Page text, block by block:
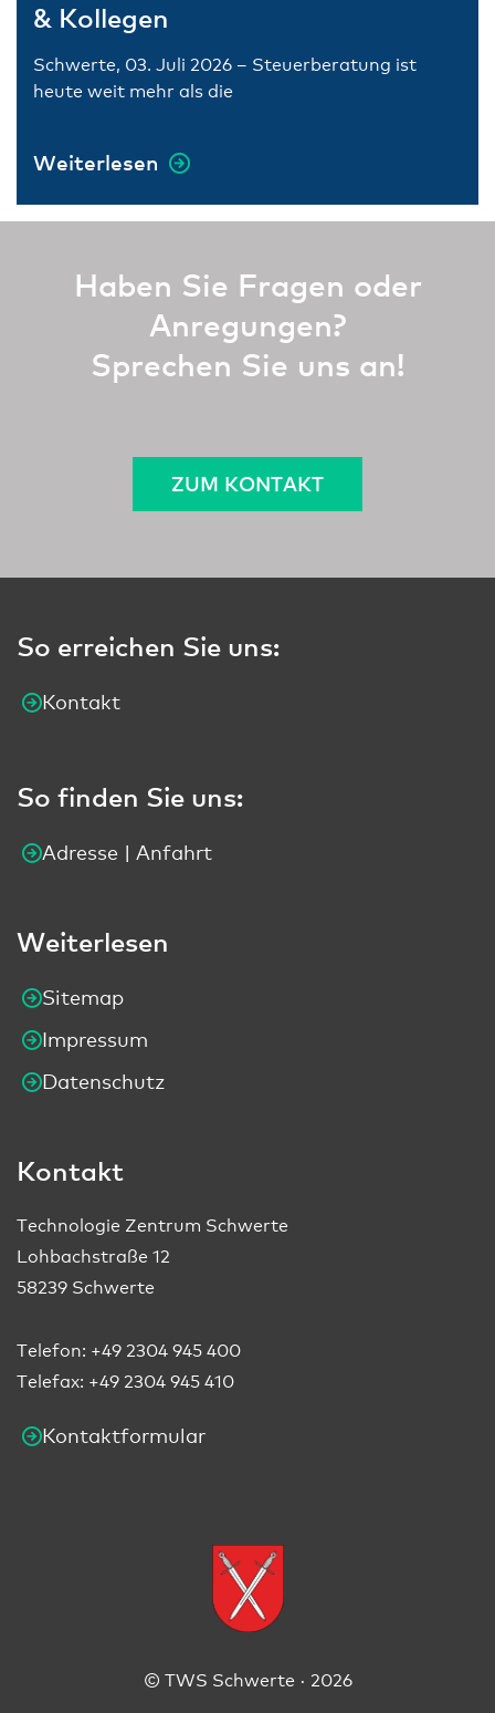
& Kollegen
Schwerte, 03. Juli 2026 – Steuerberatung ist
heute weit mehr als die
Weiterlesen
Haben Sie Fragen oder
Anregungen?
Sprechen Sie uns an!
ZUM KONTAKT
So erreichen Sie uns:
Kontakt
So finden Sie uns:
Adresse | Anfahrt
Weiterlesen
Sitemap
Impressum
Datenschutz
Kontakt
Technologie Zentrum Schwerte
Lohbachstraße 12
58239 Schwerte
Telefon: +49 2304 945 400
Telefax: +49 2304 945 410
Kontaktformular
© TWS Schwerte · 2026